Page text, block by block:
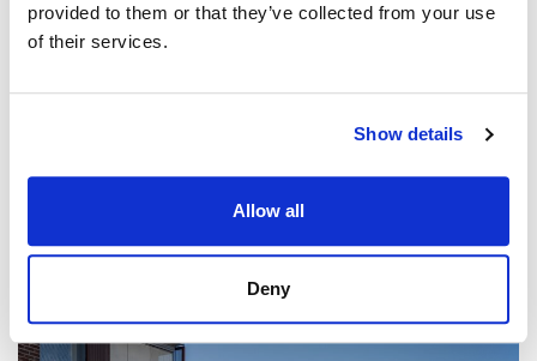
provided to them or that they’ve collected from your use
of their services.
Show details
Allow all
Deny